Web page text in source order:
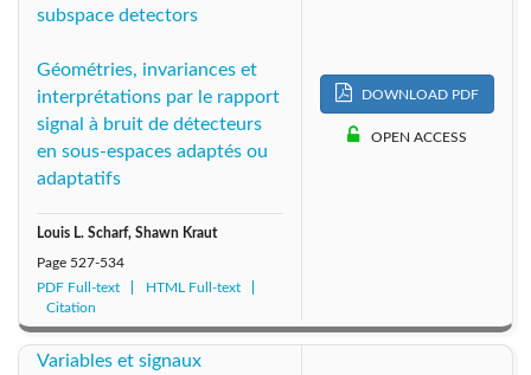
subspace detectors
Géométries, invariances et
interprétations par le rapport
signal à bruit de détecteurs
en sous-espaces adaptés ou
adaptatifs
Louis L. Scharf, Shawn Kraut
Page 527-534
PDF Full-text
HTML Full-text
Citation
DOWNLOAD PDF
OPEN ACCESS
Variables et signaux